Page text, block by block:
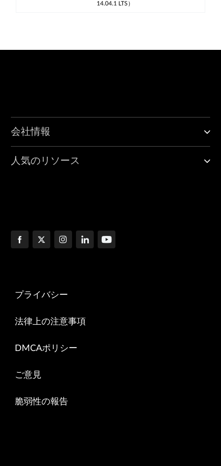
14.04.1 LTS）
会社情報
人気のリソース
プライバシー
法律上の注意事項
DMCAポリシー
ご意見
脆弱性の報告